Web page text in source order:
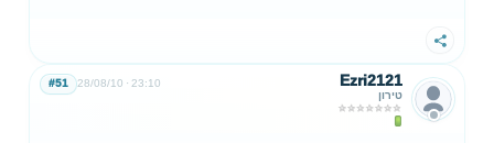
שתף
Ezri2121
טירון
28/08/10 23:10
#51